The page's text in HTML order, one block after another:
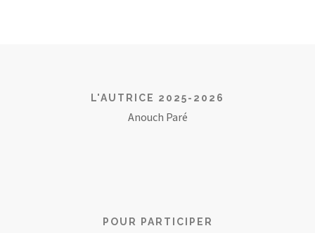
L'AUTRICE 2025-2026
Anouch Paré
POUR PARTICIPER